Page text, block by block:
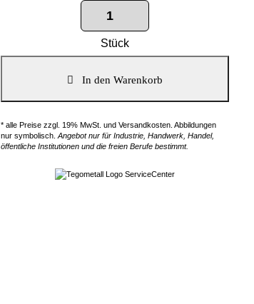
Stück
* alle Preise zzgl. 19% MwSt. und Versandkosten. Abbildungen
nur symbolisch. Angebot nur für Industrie, Handwerk, Handel,
öffentliche Institutionen und die freien Berufe bestimmt.